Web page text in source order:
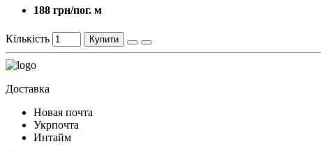
188 грн/пог. м
Кількість Купити
Доставка
Новая почта
Укрпочта
Интайм